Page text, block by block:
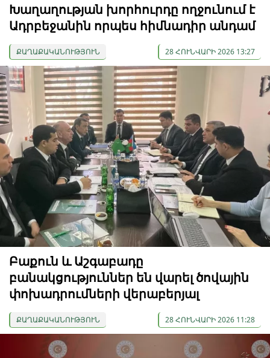
Խաղաղության խորհուրդը ողջունում է
Ադրբեջանին որպես հիմնադիր անդամ
ՔԱՂԱՔԱԿԱՆՈՒԹՅՈՒՆ 28 ՀՈՒՆՎԱՐԻ 2026 13:27
Բաքուն և Աշգաբադը
բանակցություններ են վարել ծովային
փոխադրումների վերաբերյալ
ՔԱՂԱՔԱԿԱՆՈՒԹՅՈՒՆ 28 ՀՈՒՆՎԱՐԻ 2026 11:28